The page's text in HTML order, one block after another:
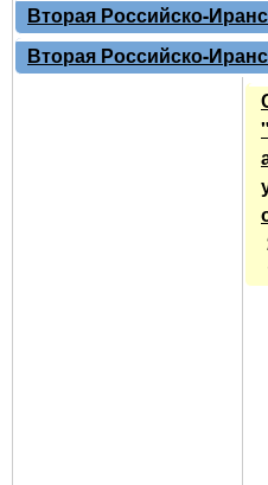
Вторая Российско-
Вторая Российско-